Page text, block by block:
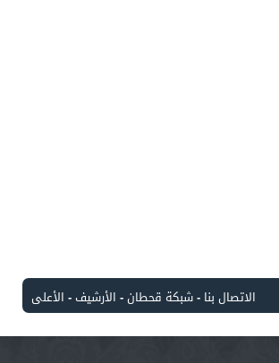
الاتصال بنا -شبكة قحطان- الأرشيف- الأعلى